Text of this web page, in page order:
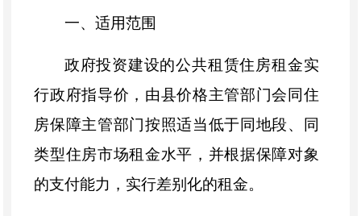
一、 适用范围
政府投资建设的公共租赁住房租金实
行政府指导价，由县价格主管部门会同住
房保障主管部门按照适当低于同地段、同
类型住房市场租金水平，并根据保障对象
的支付能力，实行差别化的租金。